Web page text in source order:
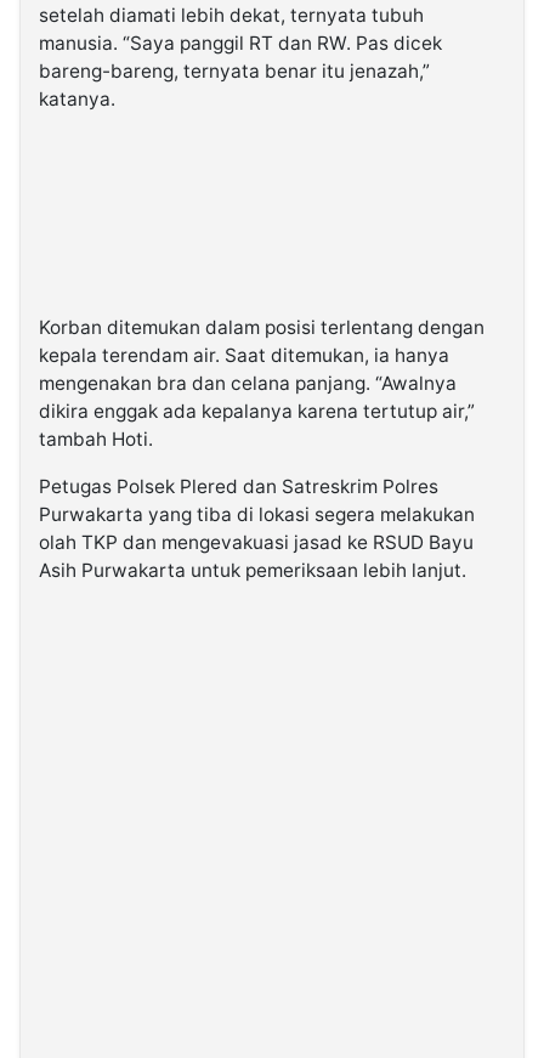
setelah diamati lebih dekat, ternyata tubuh
manusia. “Saya panggil RT dan RW. Pas dicek
bareng-bareng, ternyata benar itu jenazah,”
katanya.
Korban ditemukan dalam posisi terlentang dengan
kepala terendam air. Saat ditemukan, ia hanya
mengenakan bra dan celana panjang. “Awalnya
dikira enggak ada kepalanya karena tertutup air,”
tambah Hoti.
Petugas Polsek Plered dan Satreskrim Polres
Purwakarta yang tiba di lokasi segera melakukan
olah TKP dan mengevakuasi jasad ke RSUD Bayu
Asih Purwakarta untuk pemeriksaan lebih lanjut.